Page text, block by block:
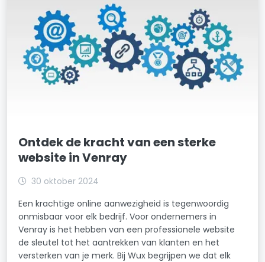
Ontdek de kracht van een sterke
website in Venray
30 oktober 2024
Een krachtige online aanwezigheid is tegenwoordig
onmisbaar voor elk bedrijf. Voor ondernemers in
Venray is het hebben van een professionele website
de sleutel tot het aantrekken van klanten en het
versterken van je merk. Bij Wux begrijpen we dat elk